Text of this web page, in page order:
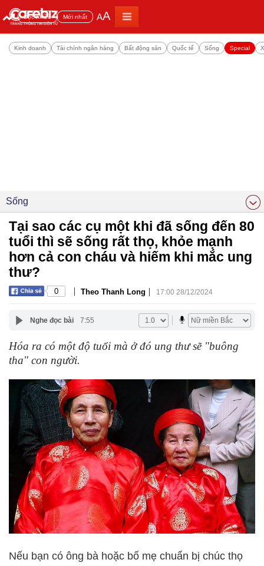
Đọc nhiều Mới nhất AA
Kinh doanh Tài chính ngân hàng Bất động sản Quốc tế Sống Special
Sống
Tại sao các cụ một khi đã sống đến 80
tuổi thì sẽ sống rất thọ, khỏe mạnh
hơn cả con cháu và hiếm khi mắc ung
thư?
0 | Theo Thanh Long | 17:00 28/12/2024
Nghe đọc bài 7:55
Hóa ra có một độ tuổi mà ở đó ung thư sẽ "buông
tha" con người.
Nếu bạn có ông bà hoặc bố mẹ chuẩn bị chúc thọ